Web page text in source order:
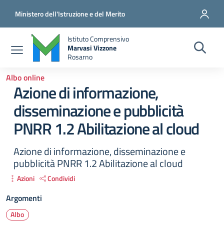
Ministero dell'Istruzione e del Merito
Istituto Comprensivo
Marvasi Vizzone
Rosarno
Albo online
Azione di informazione,
disseminazione e pubblicità
PNRR 1.2 Abilitazione al cloud
Azione di informazione, disseminazione e
pubblicità PNRR 1.2 Abilitazione al cloud
Azioni Condividi
Argomenti
Albo